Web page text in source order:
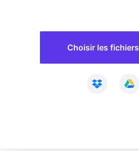
Formats pris en charge
Choisir les fichiers